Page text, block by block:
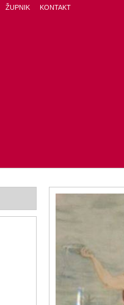
ŽUPNIK KONTAKT